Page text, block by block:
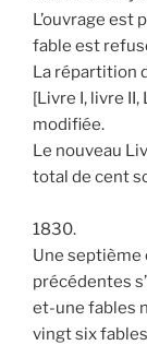
L’ouvrage est
fable est
La répartition
[Livre I, livre
modifiée.
Le nouveau
total de cent
1830.
Une septième
précédentes
et-une fables
vingt six